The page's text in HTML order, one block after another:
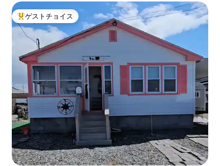
大好評のゲストチョイスです。
ゲストチョイス